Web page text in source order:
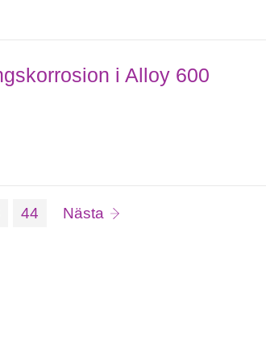
fuel cladding...
i Alloy 600
Sida:
44 Nästa sida